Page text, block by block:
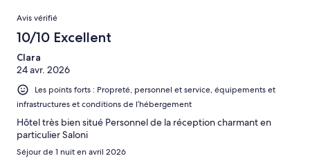
Avis
Avis vérifié
10/10 Excellent
Clara
24 avr. 2026
Les points forts : Propreté, personnel et service, équipements et
infrastructures et conditions de l’hébergement
Hôtel très bien situé Personnel de la réception charmant en
particulier Saloni
Séjour de 1 nuit en avril 2026